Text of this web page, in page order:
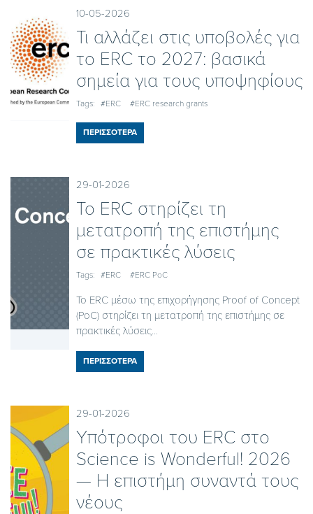
10-05-2026
Τι αλλάζει στις υποβολές για
το ERC το 2027: βασικά
σημεία για τους υποψηφίους
Tags: #ERC #ERC research grants
ΠΕΡΙΣΣΟΤΕΡΑ
29-01-2026
Το ERC στηρίζει τη
μετατροπή της επιστήμης
σε πρακτικές λύσεις
Tags: #ERC #ERC PoC
Το ERC μέσω της επιχορήγησης Proof of Concept
(PoC) στηρίζει τη μετατροπή της επιστήμης σε
πρακτικές λύσεις...
ΠΕΡΙΣΣΟΤΕΡΑ
29-01-2026
Υπότροφοι του ERC στο
Science is Wonderful! 2026
— Η επιστήμη συναντά τους
νέους